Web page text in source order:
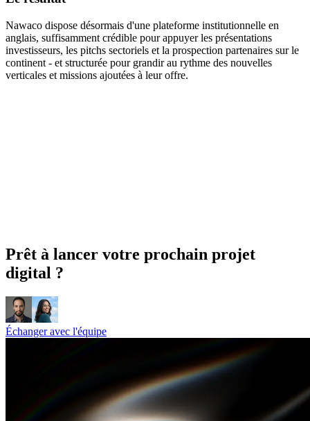
Nawaco dispose désormais d'une plateforme institutionnelle en
anglais, suffisamment crédible pour appuyer les présentations
investisseurs, les pitchs sectoriels et la prospection partenaires sur le
continent - et structurée pour grandir au rythme des nouvelles
verticales et missions ajoutées à leur offre.
Prêt à lancer votre prochain projet
digital ?
Échanger avec l'équipe